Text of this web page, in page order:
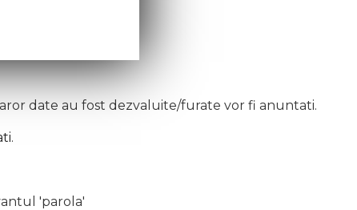
date au fost dezvaluite/furate vor fi anuntati.
.
'parola'